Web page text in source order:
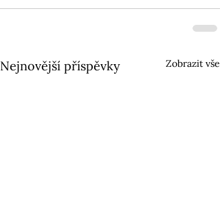
Nejnovější příspěvky Zobrazit vše